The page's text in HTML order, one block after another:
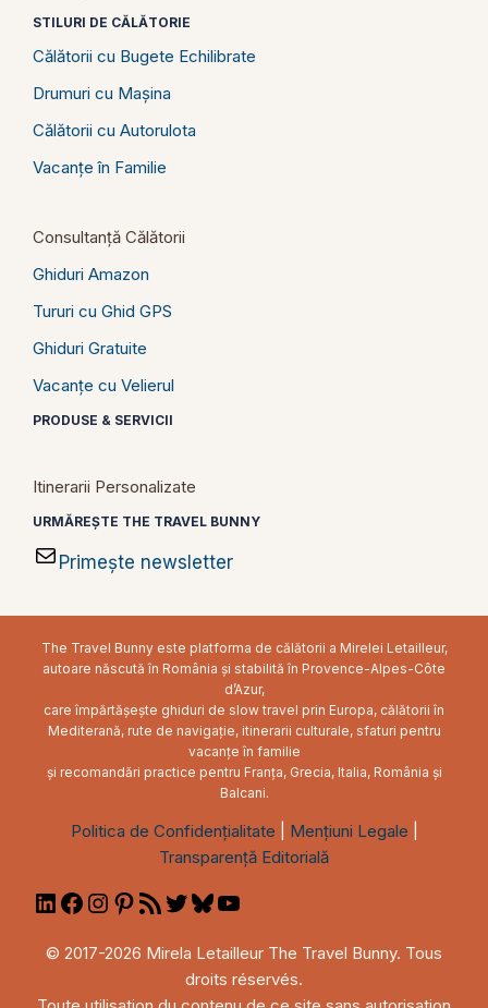
STILURI DE CĂLĂTORIE
Călătorii cu Bugete Echilibrate
Drumuri cu Mașina
Călătorii cu Autorulota
Vacanțe în Familie
Consultanță Călătorii
Ghiduri Amazon
Tururi cu Ghid GPS
Ghiduri Gratuite
Vacanțe cu Velierul
PRODUSE & SERVICII
Itinerarii Personalizate
URMĂREȘTE THE TRAVEL BUNNY
Primește newsletter
The Travel Bunny este platforma de călătorii a Mirelei Letailleur,
autoare născută în România și stabilită în Provence-Alpes-Côte
d’Azur,
care împărtășește ghiduri de slow travel prin Europa, călătorii în
Mediterană, rute de navigație, itinerarii culturale, sfaturi pentru
vacanțe în familie
și recomandări practice pentru Franța, Grecia, Italia, România și
Balcani.
Politica de Confidențialitate Mențiuni Legale
Transparență Editorială
LinkedIn
Facebook
Instagram
Pinterest
RSSTwitterBluesky
© 2017-2026 Mirela Letailleur The Travel Bunny. Tous
droits réservés.